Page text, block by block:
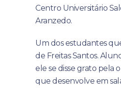
Centro Universitário
Aranzedo.
Um dos estudantes
de Freitas Santos.
ele se disse grato pela
que desenvolve em